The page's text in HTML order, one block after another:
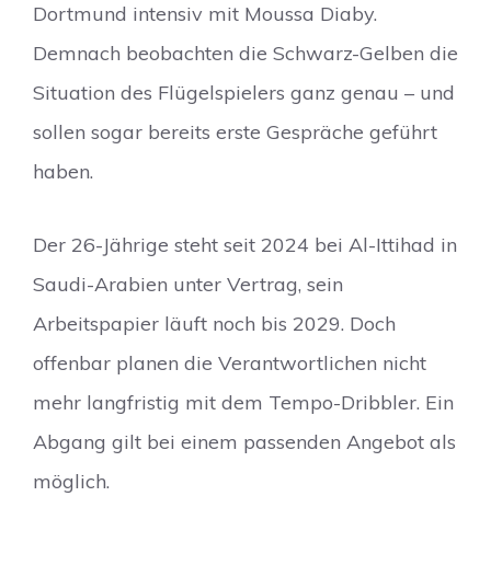
Dortmund intensiv mit Moussa Diaby.
Demnach beobachten die Schwarz-Gelben die
Situation des Flügelspielers ganz genau – und
sollen sogar bereits erste Gespräche geführt
haben.
Der 26-Jährige steht seit 2024 bei Al-Ittihad in
Saudi-Arabien unter Vertrag, sein
Arbeitspapier läuft noch bis 2029. Doch
offenbar planen die Verantwortlichen nicht
mehr langfristig mit dem Tempo-Dribbler. Ein
Abgang gilt bei einem passenden Angebot als
möglich.